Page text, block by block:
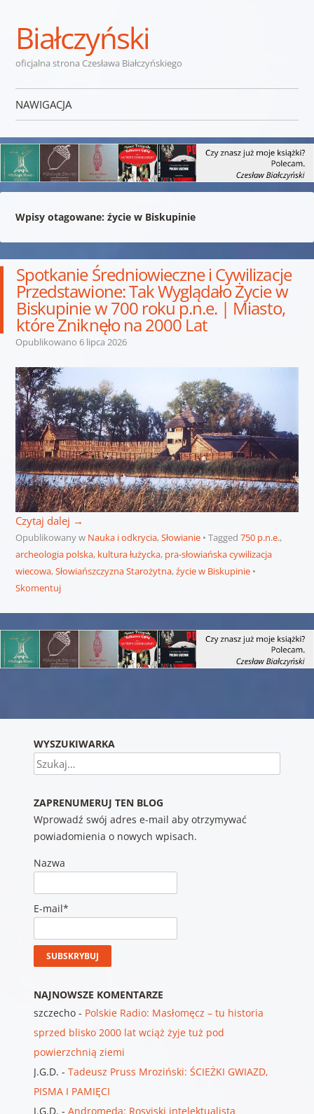
Białczyński
oficjalna strona Czesława Białczyńskiego
NAWIGACJA
Wpisy otagowane: źycie w Biskupinie
Spotkanie Średniowieczne i Cywilizacje
Przedstawione: Tak Wyglądało Życie w
Biskupinie w 700 roku p.n.e. | Miasto,
które Zniknęło na 2000 Lat
Opublikowano 6 lipca 2026
Czytaj dalej →
Opublikowany w Nauka i odkrycia,Słowianie Tagged 750 p.n.e.,
archeologia polska, kultura łużycka, pra-słowiańska cywilizacja
wiecowa,Słowiańszczyzna Starożytna,źycie w Biskupinie
Skomentuj
WYSZUKIWARKA
Szukaj
ZAPRENUMERUJ TEN BLOG
Wprowadź swój adres e-mail aby otrzymywać
powiadomienia o nowych wpisach.
Nazwa
E-mail*
NAJNOWSZE KOMENTARZE
szczecho- Polskie Radio: Masłomęcz – tu historia
sprzed blisko 2000 lat wciąż żyje tuż pod
powierzchnią ziemi
J.G.D. - Tadeusz Pruss Mroziński: ŚCIEŻKI GWIAZD,
PISMA I PAMIĘCI
J.G.D. - Andromeda: Rosyjski intelektualista